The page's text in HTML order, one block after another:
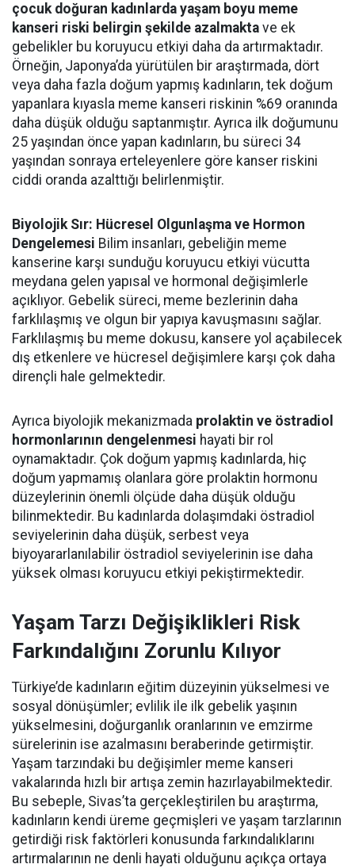
çocuk doğuran kadınlarda yaşam boyu meme
kanseri riski belirgin şekilde azalmakta ve ek
gebelikler bu koruyucu etkiyi daha da artırmaktadır.
Örneğin, Japonya’da yürütülen bir araştırmada, dört
veya daha fazla doğum yapmış kadınların, tek doğum
yapanlara kıyasla meme kanseri riskinin %69 oranında
daha düşük olduğu saptanmıştır. Ayrıca ilk doğumunu
25 yaşından önce yapan kadınların, bu süreci 34
yaşından sonraya erteleyenlere göre kanser riskini
ciddi oranda azalttığı belirlenmiştir.
Biyolojik Sır: Hücresel Olgunlaşma ve Hormon
Dengelemesi Bilim insanları, gebeliğin meme
kanserine karşı sunduğu koruyucu etkiyi vücutta
meydana gelen yapısal ve hormonal değişimlerle
açıklıyor. Gebelik süreci, meme bezlerinin daha
farklılaşmış ve olgun bir yapıya kavuşmasını sağlar.
Farklılaşmış bu meme dokusu, kansere yol açabilecek
dış etkenlere ve hücresel değişimlere karşı çok daha
dirençli hale gelmektedir.
Ayrıca biyolojik mekanizmada prolaktin ve östradiol
hormonlarının dengelenmesi hayati bir rol
oynamaktadır. Çok doğum yapmış kadınlarda, hiç
doğum yapmamış olanlara göre prolaktin hormonu
düzeylerinin önemli ölçüde daha düşük olduğu
bilinmektedir. Bu kadınlarda dolaşımdaki östradiol
seviyelerinin daha düşük, serbest veya
biyoyararlanılabilir östradiol seviyelerinin ise daha
yüksek olması koruyucu etkiyi pekiştirmektedir.
Yaşam Tarzı Değişiklikleri Risk
Farkındalığını Zorunlu Kılıyor
Türkiye’de kadınların eğitim düzeyinin yükselmesi ve
sosyal dönüşümler; evlilik ile ilk gebelik yaşının
yükselmesini, doğurganlık oranlarının ve emzirme
sürelerinin ise azalmasını beraberinde getirmiştir.
Yaşam tarzındaki bu değişimler meme kanseri
vakalarında hızlı bir artışa zemin hazırlayabilmektedir.
Bu sebeple, Sivas’ta gerçekleştirilen bu araştırma,
kadınların kendi üreme geçmişleri ve yaşam tarzlarının
getirdiği risk faktörleri konusunda farkındalıklarını
artırmalarının ne denli hayati olduğunu açıkça ortaya